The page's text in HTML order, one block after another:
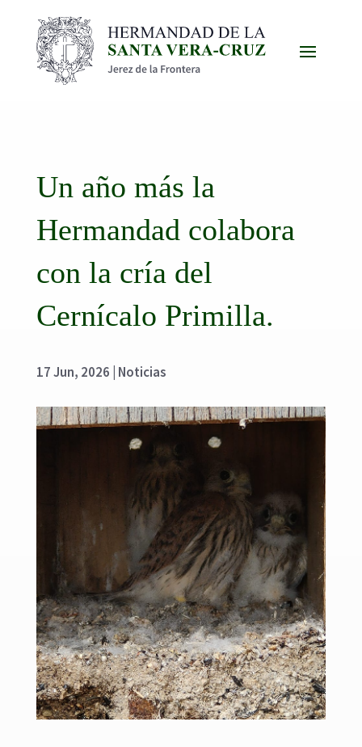
Un año más la
Hermandad colabora
con la cría del
Cernícalo Primilla.
17 Jun, 2026 Noticias